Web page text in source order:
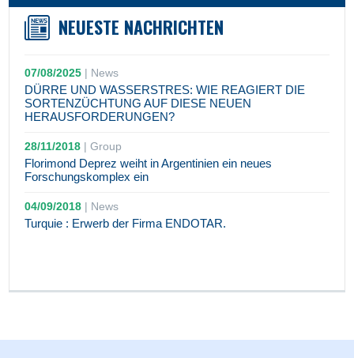
NEUESTE NACHRICHTEN
07/08/2025 | News
DÜRRE UND WASSERSTRES: WIE REAGIERT DIE
SORTENZÜCHTUNG AUF DIESE NEUEN
HERAUSFORDERUNGEN?
28/11/2018 |Group
Florimond Deprez weiht in Argentinien ein neues
Forschungskomplex ein
04/09/2018 | News
Turquie : Erwerb der Firma ENDOTAR.